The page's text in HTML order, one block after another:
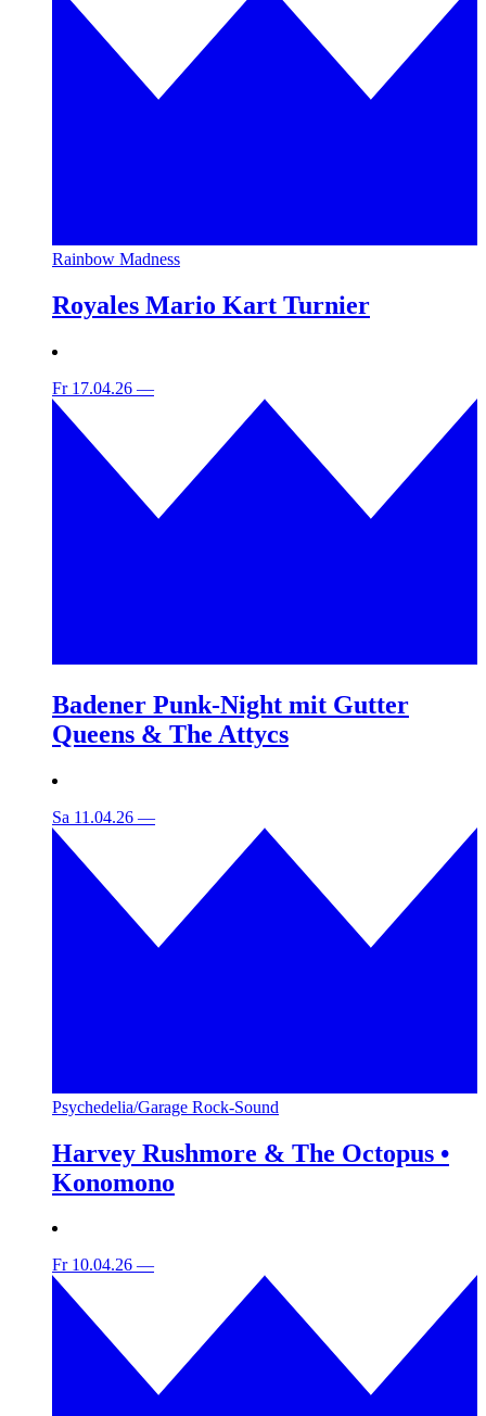
Rainbow Madness
Royales Mario Kart Turnier
Fr 17.04.26 —
Badener Punk-Night mit Gutter
Queens & The Attycs
Sa 11.04.26 —
Psychedelia/Garage Rock-Sound
Harvey Rushmore & The Octopus •
Konomono
Fr 10.04.26 —